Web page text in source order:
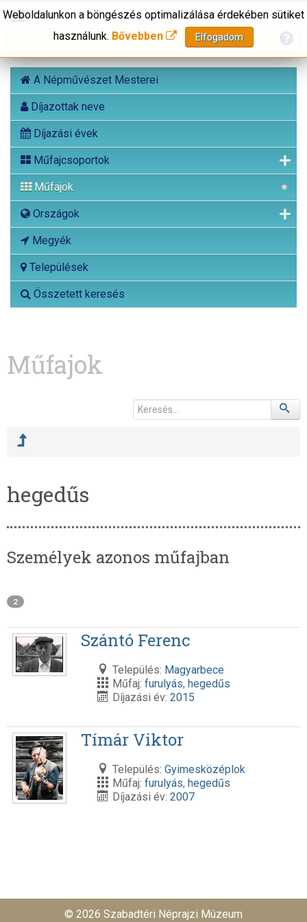
A Népművészet Mesterei
Díjazottak neve
Díjazási évek
Műfajcsoportok
Műfajok
Országok
Megyék
Települések
Összetett keresés
Weboldalunkon a böngészés optimalizálása érdekében sütiket
használunk. Bővebben Elfogadom
Műfajok
hegedűs
Személyek azonos műfajban
2
Szántó Ferenc
Település: Magyarbece
Műfaj: furulyás, hegedűs
Díjazási év: 2015
Tímár Viktor
Település: Gyimesközéplok
Műfaj: furulyás, hegedűs
Díjazási év: 2007
© 2026 Szabadtéri Néprajzi Múzeum